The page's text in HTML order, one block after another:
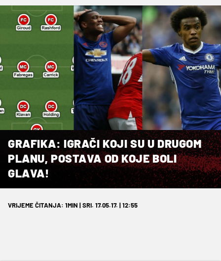
GRAFIKA: IGRAČI KOJI SU U DRUGOM
PLANU, POSTAVA OD KOJE BOLI
GLAVA!
VRIJEME ČITANJA: 1MIN | SRI. 17.05.17. | 12:55